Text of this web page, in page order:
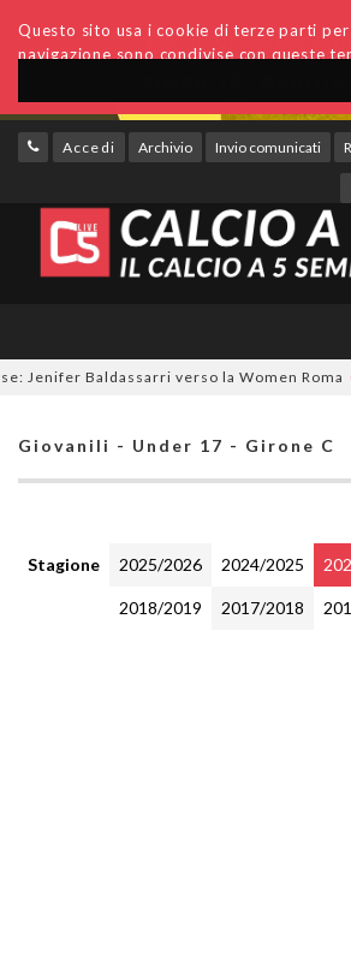
Questo sito usa i cookie di terze parti
navigazione sono condivise con queste
Accedi Archivio Invio comunicati
Baldassarri verso la Women Roma 07/
Giovanili - Under 17 - Girone C
Stagione 2025/2026 2024/2025
2018/2019 2017/2018